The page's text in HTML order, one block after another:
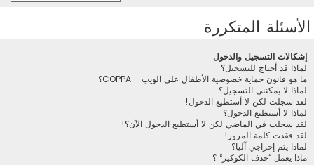
الأسئلة المتكررة
إشكالات التسجيل والدخول
لماذا قد أحتاج للتسجيل؟
ما هو قانون حماية خصوصية الأطفال على الويب - COPPA؟
لماذا لا يمكنني التسجيل؟
لقد سجلت لكن لا أستطيع الدخول!
لماذا لا أستطيع الدخول؟
لقد سجلت في الماضي لكن لا أستطيع الدخول الآن؟!
لقد فقدت كلمة المرور!
لماذا يتم إخراجي آليا؟
ماذا يعمل ”حذف الكوكيز“ ؟